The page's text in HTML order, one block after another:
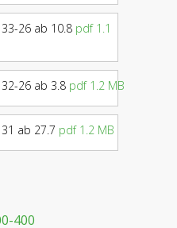
26 ab 10.8 pdf 1.1
26 ab 3.8 pdf 1.2 MB
ab 27.7 pdf 1.2 MB
400